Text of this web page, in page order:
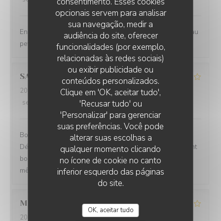
opcionais servem para analisar
sua navegação, medir a
audiência do site, oferecer
funcionalidades (por exemplo,
relacionadas às redes sociais)
ou exibir publicidade ou
conteúdos personalizados.
Clique em 'OK, aceitar tudo',
'Recusar tudo' ou
'Personalizar' para gerenciar
suas preferências. Você pode
alterar suas escolhas a
qualquer momento clicando
no ícone de cookie no canto
inferior esquerdo das páginas
do site.
OK, aceitar tudo
Endroit exceptionnel sur la plage quasiment Serveuse au
petit soin (table52) À refaire
SABRINA
2026-07-29
- 20:00 - guests 4
service
ambience:5 /5 menu: 4/5 quality_price
Bon restaurant situé au bord de la plage du
Débarquement , la vue est exceptionnelle. Les plats sont
bons , quoiqu'un peu chers . Je recommande tout de
même
Marie-Claude A
2026-07-29
- 19:30 - guests 4
LA PLAGE DE L'ÎLE D'OR